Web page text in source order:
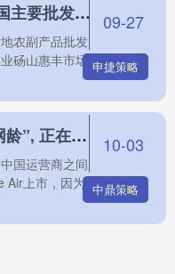
申捷策略 2025年4月24日全国主要批发市场黄元帅苹果价格行情
农副产品批发
砀山惠丰市场
09-27
申捷策略
中鼎策略 10亿移动用户的“网龄”, 正在变“金矿”
国运营商之间
Air上市，因为
10-03
中鼎策略